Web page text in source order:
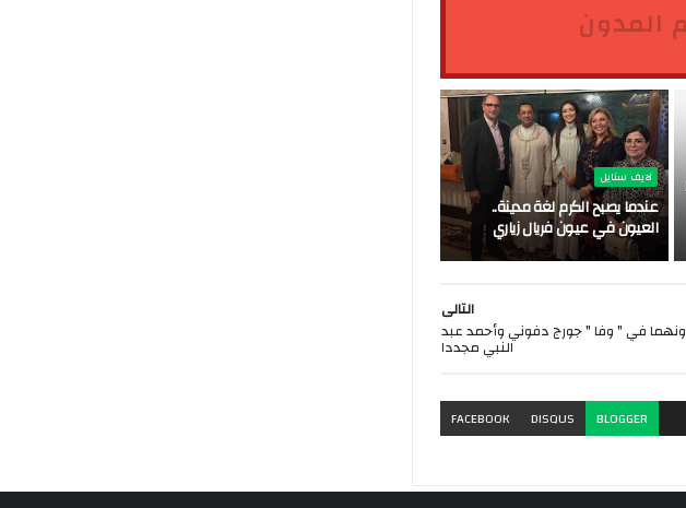
المدون
لايف ستايل
عندما يصبح الكرم لغة مدينة..
العيون في عيون فريال زياري
التالى
في " وفا " جورج دفوني وأحمد عبد
النبي مجددا
BLOGGER
DISQUS
FACEBOOK